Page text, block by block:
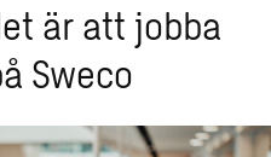
är att jobba
Sweco